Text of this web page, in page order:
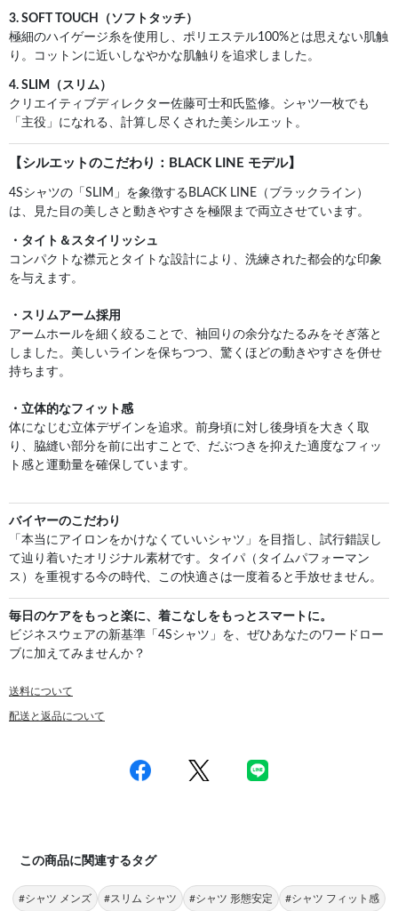
3. SOFT TOUCH（ソフトタッチ）
極細のハイゲージ糸を使用し、ポリエステル100%とは思えない肌触
り。コットンに近いしなやかな肌触りを追求しました。
4. SLIM（スリム）
クリエイティブディレクター佐藤可士和氏監修。シャツ一枚でも
「主役」になれる、計算し尽くされた美シルエット。
【シルエットのこだわり：BLACK LINE モデル】
4Sシャツの「SLIM」を象徴するBLACK LINE（ブラックライン）
は、見た目の美しさと動きやすさを極限まで両立させています。
・タイト＆スタイリッシュ
コンパクトな襟元とタイトな設計により、洗練された都会的な印象
を与えます。
・スリムアーム採用
アームホールを細く絞ることで、袖回りの余分なたるみをそぎ落と
しました。美しいラインを保ちつつ、驚くほどの動きやすさを併せ
持ちます。
・立体的なフィット感
体になじむ立体デザインを追求。前身頃に対し後身頃を大きく取
り、脇縫い部分を前に出すことで、だぶつきを抑えた適度なフィッ
ト感と運動量を確保しています。
バイヤーのこだわり
「本当にアイロンをかけなくていいシャツ」を目指し、試行錯誤し
て辿り着いたオリジナル素材です。タイパ（タイムパフォーマン
ス）を重視する今の時代、この快適さは一度着ると手放せません。
毎日のケアをもっと楽に、着こなしをもっとスマートに。
ビジネスウェアの新基準「4Sシャツ」を、ぜひあなたのワードロー
ブに加えてみませんか？
送料について
配送と返品について
この商品に関連するタグ
#シャツ メンズ #スリム シャツ #シャツ 形態安定 #シャツ フィット感